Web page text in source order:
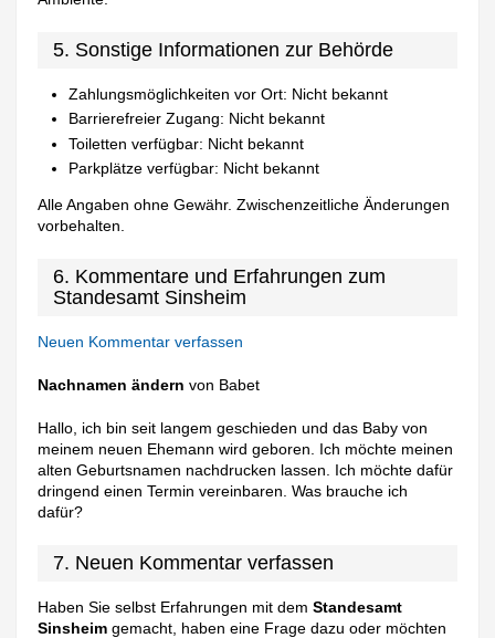
5. Sonstige Informationen zur Behörde
Zahlungsmöglichkeiten vor Ort: Nicht bekannt
Barrierefreier Zugang: Nicht bekannt
Toiletten verfügbar: Nicht bekannt
Parkplätze verfügbar: Nicht bekannt
Alle Angaben ohne Gewähr. Zwischenzeitliche Änderungen
vorbehalten.
6. Kommentare und Erfahrungen zum
Standesamt Sinsheim
Neuen Kommentar verfassen
Nachnamen ändern von Babet
Hallo, ich bin seit langem geschieden und das Baby von
meinem neuen Ehemann wird geboren. Ich möchte meinen
alten Geburtsnamen nachdrucken lassen. Ich möchte dafür
dringend einen Termin vereinbaren. Was brauche ich
dafür?
7. Neuen Kommentar verfassen
Haben Sie selbst Erfahrungen mit demStandesamt
Sinsheim gemacht, haben eine Frage dazu oder möchten